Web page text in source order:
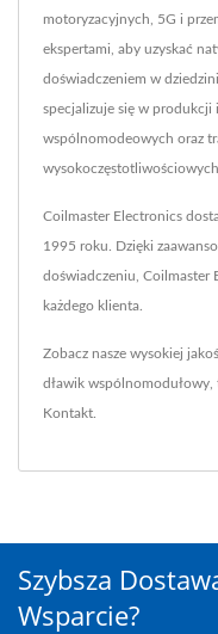
motoryzacyjnych, 5G i
ekspertami, aby uzyskać
doświadczeniem w
specjalizuje się w
wspólnomodeowych oraz
wysokoczęstotliwościowych.
Coilmaster Electronics
1995 roku. Dzięki
doświadczeniu, Coilmaster
każdego klienta.
Zobacz nasze wysokiej
dławik wspólnomodułowy
Kontakt
Szybsza
Wsparcie?